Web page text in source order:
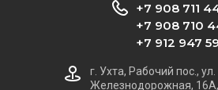
+7 908 711
+7 908 710
+7 912 947
г. Ухта, Рабочий пос., ул.
Железнодорожная, 16А,